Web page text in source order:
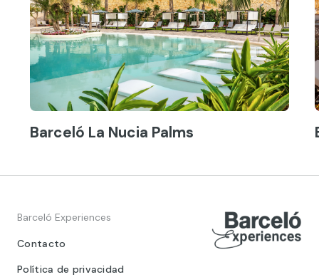
Barceló La Nucia Palms
Barceló Experiences
Contacto
Política de privacidad